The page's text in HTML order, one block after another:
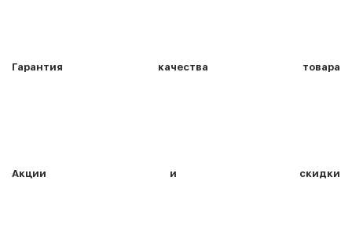
Гарантия качества товара
Акции и скидки